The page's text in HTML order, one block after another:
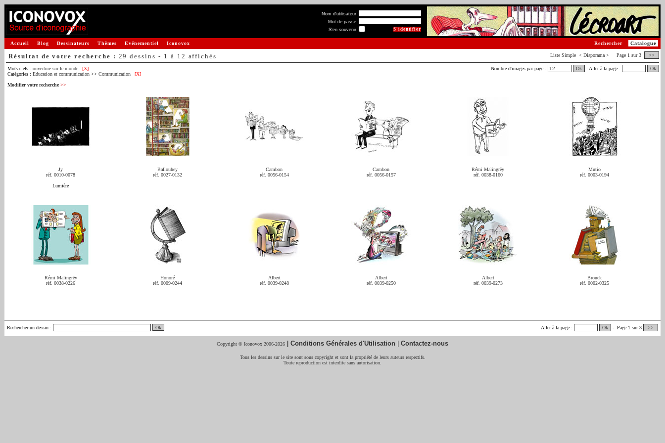
Nom d'utilisateur
Mot de passe
S'en souvenir
Accueil Blog Dessinateurs Thèmes Evénementiel Iconovox Catalogue
Rechercher
Liste Simple < Diaporama > Page 1 sur 3 >>
Résultat de votre recherche : 29 dessins - 1 à 12 affichés
Nombre d'images par page : Ok - Aller à la page : Ok
Mots-clefs : ouverture sur le monde
[X]
Catégories : Education et communication >> Communication
[X]
Modifier votre recherche >>
Jy
réf. 0010-0078
Lumière
Ballouhey
réf. 0027-0132
Cambon
réf. 0056-0154
Cambon
réf. 0056-0157
Rémi Malingrëy
réf. 0038-0160
Mutio
réf. 0003-0194
Rémi Malingrëy
réf. 0038-0226
Honoré
réf. 0009-0244
Albert
réf. 0039-0248
Albert
réf. 0039-0250
Albert
réf. 0039-0273
Brouck
réf. 0002-0325
Rechercher un dessin : Aller à la page : Ok - Page 1 sur 3 >>
Copyright © Iconovox 2006-2026 | Conditions Générales d'Utilisation | Contactez-nous
Tous les dessins sur le site sont sous copyright et sont la propriété de leurs auteurs respectifs.
Toute reproduction est interdite sans autorisation.